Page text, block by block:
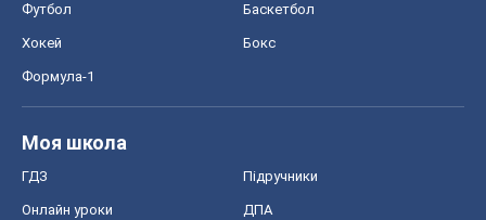
Футбол Баскетбол
Хокей Бокс
Формула-1
Моя школа
ГДЗ Підручники
Онлайн уроки ДПА